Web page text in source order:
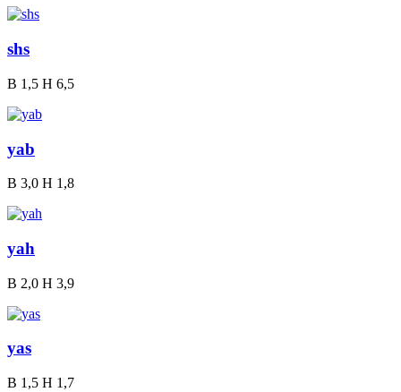
shs
B 1,5 H 6,5
yab
B 3,0 H 1,8
yah
B 2,0 H 3,9
yas
B 1,5 H 1,7